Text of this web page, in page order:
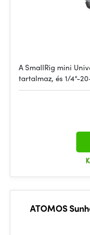
A SmallRig mini
tartalmaz, és 1/4"-
ATOMOS